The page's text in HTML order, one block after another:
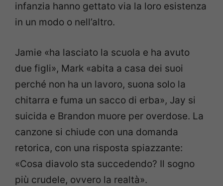
infanzia hanno gettato via la loro esistenza
in un modo o nell’altro.
Jamie «ha lasciato la scuola e ha avuto
due figli», Mark «abita a casa dei suoi
perché non ha un lavoro, suona solo la
chitarra e fuma un sacco di erba», Jay si
suicida e Brandon muore per overdose. La
canzone si chiude con una domanda
retorica, con una risposta spiazzante:
«Cosa diavolo sta succedendo? Il sogno
più crudele, ovvero la realtà».